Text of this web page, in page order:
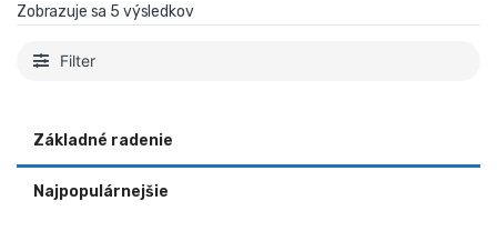
Zobrazuje sa 5 výsledkov
Filter
Základné radenie
Najpopulárnejšie